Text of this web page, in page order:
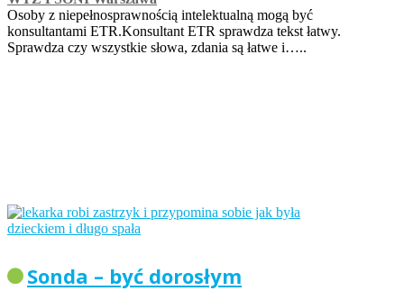
Osoby z niepełnosprawnością intelektualną mogą być
konsultantami ETR.Konsultant ETR sprawdza tekst łatwy.
Sprawdza czy wszystkie słowa, zdania są łatwe i…..
Sonda – być dorosłym